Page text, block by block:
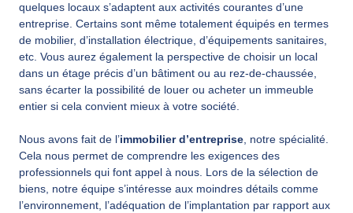
quelques locaux s’adaptent aux activités courantes d’une
entreprise. Certains sont même totalement équipés en termes
de mobilier, d’installation électrique, d’équipements sanitaires,
etc. Vous aurez également la perspective de choisir un local
dans un étage précis d’un bâtiment ou au rez-de-chaussée,
sans écarter la possibilité de louer ou acheter un immeuble
entier si cela convient mieux à votre société.
Nous avons fait de l’immobilier d’entreprise , notre spécialité.
Cela nous permet de comprendre les exigences des
professionnels qui font appel à nous. Lors de la sélection de
biens, notre équipe s’intéresse aux moindres détails comme
l’environnement, l’adéquation de l’implantation par rapport aux